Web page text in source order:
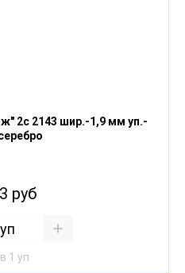
2с 2143 шир.-1,9 мм уп.-
руб
уп
1 уп